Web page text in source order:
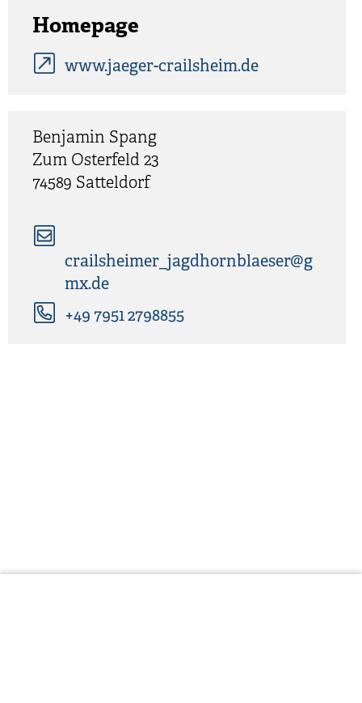
Homepage
www.jaeger-crailsheim.de
Benjamin Spang
Zum Osterfeld 23
74589 Satteldorf
crailsheimer_jagdhornblaeser@g
mx.de
+49 7951 2798855